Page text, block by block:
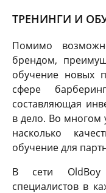
ТРЕНИНГИ И
Помимо
брендом,
обучение новых
сфере
составляющая
в дело. Во многом
насколько
обучение для
В сети OldBoy
специалистов в